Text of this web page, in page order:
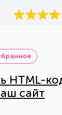
HTML-
сайт